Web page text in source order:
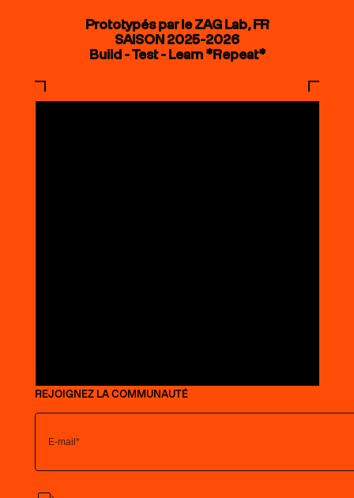
Prototypés par le ZAG Lab, FR
SAISON 2025-2026
Build - Test - Learn *Repeat*
REJOIGNEZ LA COMMUNAUTÉ